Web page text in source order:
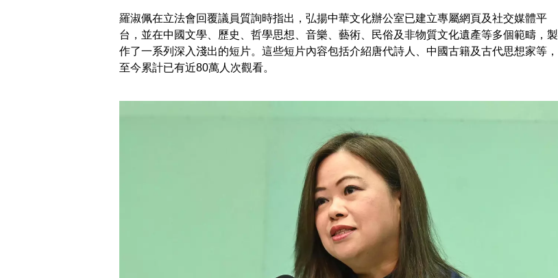
羅淑佩在立法會回覆議員質詢時指出，弘揚中華文化辦公室已建立專屬網頁及社交媒體平
台，並在中國文學、歷史、哲學思想、音樂、藝術、民俗及非物質文化遺產等多個範疇，製
作了一系列深入淺出的短片。這些短片內容包括介紹唐代詩人、中國古籍及古代思想家等，
至今累計已有近80萬人次觀看。